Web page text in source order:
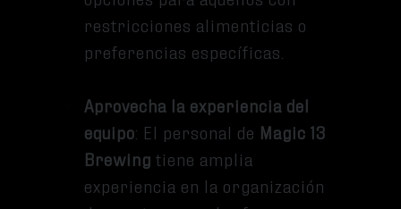
restricciones alimenticias o
preferencias específicas.
Aprovecha la experiencia del
equipo: El personal de Magic 13
Brewing tiene amplia
experiencia en la organización